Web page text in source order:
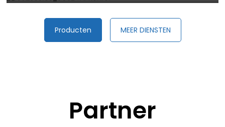
Producten MEER DIENSTEN
Partner